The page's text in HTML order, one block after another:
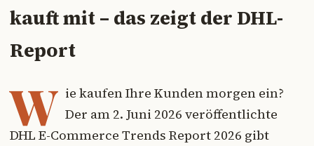
kauft mit – das zeigt der DHL-
Report
W ie kaufen Ihre Kunden morgen ein?
Der am 2. Juni 2026 veröffentlichte
DHL E-Commerce Trends Report 2026 gibt